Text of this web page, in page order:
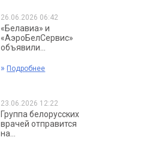
26.06.2026 06:42
«Белавиа» и
«АэроБелСервис»
объявили...
» Подробнее
23.06.2026 12:22
Группа белорусских
врачей отправится
на...